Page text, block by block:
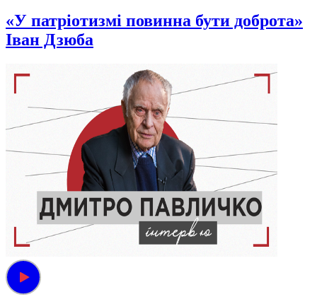
«У патріотизмі повинна бути доброта»
Іван Дзюба